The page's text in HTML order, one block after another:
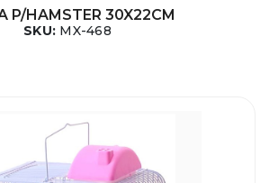
P/HAMSTER 30X22CM
SKU: MX-468